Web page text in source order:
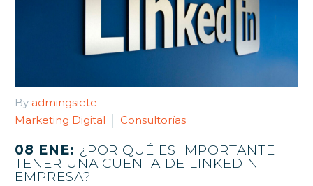
By admingsiete
Marketing Digital
Consultorías
08 ENE: ¿POR QUÉ ES IMPORTANTE
TENER UNA CUENTA DE LINKEDIN
EMPRESA?